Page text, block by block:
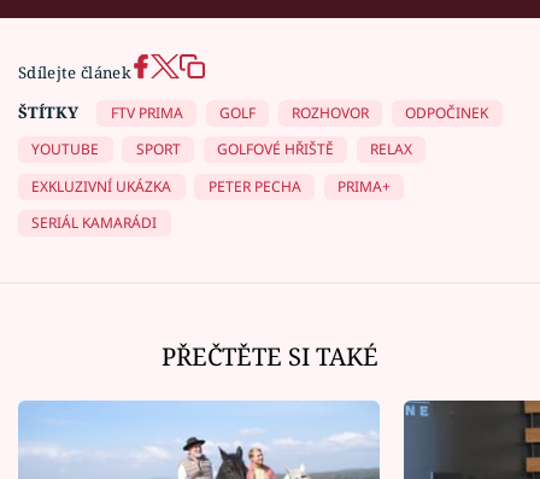
Sdílejte článek
ŠTÍTKY
FTV PRIMA GOLF ROZHOVOR
ODPOČINEK
YOUTUBE
SPORT GOLFOVÉ HŘIŠTĚ
RELAX
EXKLUZIVNÍ UKÁZKA
PETER PECHA
PRIMA+
SERIÁL KAMARÁDI
PŘEČTĚTE SI TAKÉ